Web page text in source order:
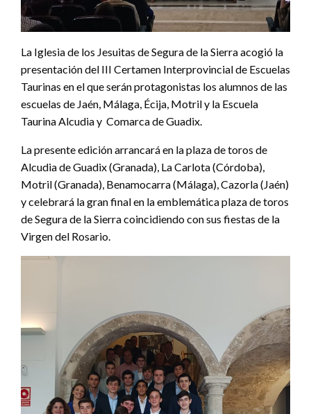
La Iglesia de los Jesuitas de Segura de la Sierra acogió la
presentación del III Certamen Interprovincial de Escuelas
Taurinas en el que serán protagonistas los alumnos de las
escuelas de Jaén, Málaga, Écija, Motril y la Escuela
Taurina Alcudia y Comarca de Guadix.
La presente edición arrancará en la plaza de toros de
Alcudia de Guadix (Granada), La Carlota (Córdoba),
Motril (Granada), Benamocarra (Málaga), Cazorla (Jaén)
y celebrará la gran final en la emblemática plaza de toros
de Segura de la Sierra coincidiendo con sus fiestas de la
Virgen del Rosario.